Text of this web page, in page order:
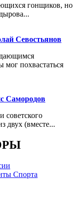
гонщиков, но
Севостьянов
похвастаться
Самородов
советского
двух (вместе...